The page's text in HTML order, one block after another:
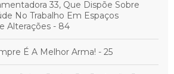
33, Que Dispõe Sobre
No Trabalho Em Espaços
Alterações - 84
É A Melhor Arma! - 25